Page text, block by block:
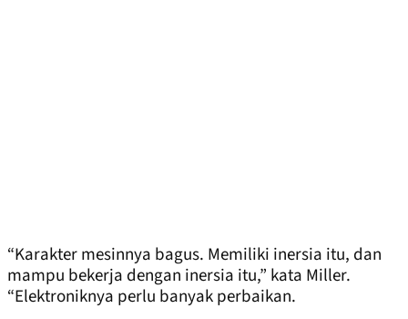
“Karakter mesinnya bagus. Memiliki inersia itu, dan
mampu bekerja dengan inersia itu,” kata Miller.
“Elektroniknya perlu banyak perbaikan.